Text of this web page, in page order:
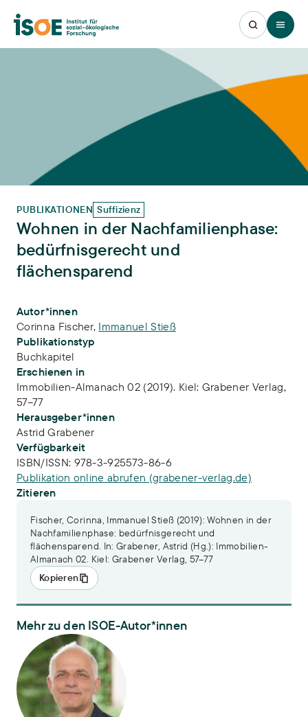
Open
PUBLIKATIONEN Suffizienz
Wohnen in der Nachfamilienphase:
bedürfnisgerecht und
flächensparend
Publikations-Infos
Autor*innen
Corinna Fischer, Immanuel Stieß
Publikationstyp
Buchkapitel
Erschienen in
Immobilien-Almanach 02 (2019). Kiel: Grabener Verlag,
57–77
Herausgeber*innen
Astrid Grabener
Verfügbarkeit
ISBN/ISSN: 978-3-925573-86-6
Publikation online abrufen (grabener-verlag.de)
Zitieren
Fischer, Corinna, Immanuel Stieß (2019): Wohnen in der
Nachfamilienphase: bedürfnisgerecht und
flächensparend. In: Grabener, Astrid (Hg.): Immobilien-
Almanach 02. Kiel: Grabener Verlag, 57–77
Kopieren
Mehr zu den ISOE-Autor*innen
Dr. Immanuel Stieß